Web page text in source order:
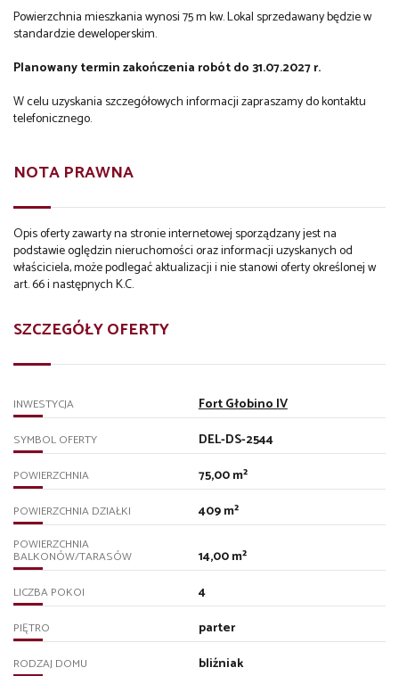
Powierzchnia mieszkania wynosi 75 m kw. Lokal sprzedawany będzie w
standardzie deweloperskim.
Planowany termin zakończenia robót do 31.07.2027 r.
W celu uzyskania szczegółowych informacji zapraszamy do kontaktu
telefonicznego.
NOTA PRAWNA
Opis oferty zawarty na stronie internetowej sporządzany jest na
podstawie oględzin nieruchomości oraz informacji uzyskanych od
właściciela, może podlegać aktualizacji i nie stanowi oferty określonej w
art. 66 i następnych K.C.
SZCZEGÓŁY OFERTY
INWESTYCJA Fort Głobino IV
SYMBOL OFERTY DEL-DS-2544
POWIERZCHNIA 75,00 m²
POWIERZCHNIA DZIAŁKI 409 m²
POWIERZCHNIA
BALKONÓW/TARASÓW 14,00 m²
LICZBA POKOI 4
PIĘTRO parter
RODZAJ DOMU bliźniak